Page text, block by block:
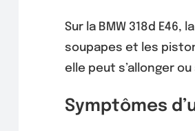
Sur la BMW 318d
soupapes et les
elle peut s’allonger
Symptômes